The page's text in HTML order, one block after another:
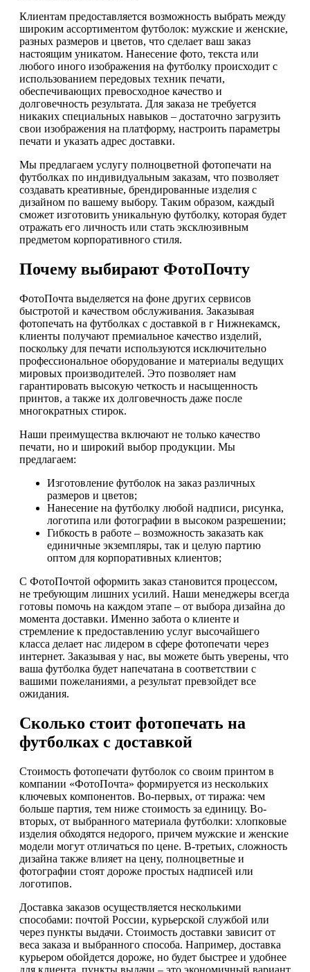
Клиентам предоставляется возможность выбрать между
широким ассортиментом футболок: мужские и женские,
разных размеров и цветов, что сделает ваш заказ
настоящим уникатом. Нанесение фото, текста или
любого иного изображения на футболку происходит с
использованием передовых техник печати,
обеспечивающих превосходное качество и
долговечность результата. Для заказа не требуется
никаких специальных навыков – достаточно загрузить
свои изображения на платформу, настроить параметры
печати и указать адрес доставки.
Мы предлагаем услугу полноцветной фотопечати на
футболках по индивидуальным заказам, что позволяет
создавать креативные, брендированные изделия с
дизайном по вашему выбору. Таким образом, каждый
сможет изготовить уникальную футболку, которая будет
отражать его личность или стать эксклюзивным
предметом корпоративного стиля.
Почему выбирают ФотоПочту
ФотоПочта выделяется на фоне других сервисов
быстротой и качеством обслуживания. Заказывая
фотопечать на футболках с доставкой в г Нижнекамск,
клиенты получают премиальное качество изделий,
поскольку для печати используются исключительно
профессиональное оборудование и материалы ведущих
мировых производителей. Это позволяет нам
гарантировать высокую четкость и насыщенность
принтов, а также их долговечность даже после
многократных стирок.
Наши преимущества включают не только качество
печати, но и широкий выбор продукции. Мы
предлагаем:
Изготовление футболок на заказ различных
размеров и цветов;
Нанесение на футболку любой надписи, рисунка,
логотипа или фотографии в высоком разрешении;
Гибкость в работе – возможность заказать как
единичные экземпляры, так и целую партию
оптом для корпоративных клиентов;
С ФотоПочтой оформить заказ становится процессом,
не требующим лишних усилий. Наши менеджеры всегда
готовы помочь на каждом этапе – от выбора дизайна до
момента доставки. Именно забота о клиенте и
стремление к предоставлению услуг высочайшего
класса делает нас лидером в сфере фотопечати через
интернет. Заказывая у нас, вы можете быть уверены, что
ваша футболка будет напечатана в соответствии с
вашими пожеланиями, а результат превзойдет все
ожидания.
Сколько стоит фотопечать на
футболках с доставкой
Стоимость фотопечати футболок со своим принтом в
компании «ФотоПочта» формируется из нескольких
ключевых компонентов. Во-первых, от тиража: чем
больше партия, тем ниже стоимость за единицу. Во-
вторых, от выбранного материала футболки: хлопковые
изделия обходятся недорого, причем мужские и женские
модели могут отличаться по цене. В-третьих, сложность
дизайна также влияет на цену, полноцветные и
фотографии стоят дороже простых надписей или
логотипов.
Доставка заказов осуществляется несколькими
способами: почтой России, курьерской службой или
через пункты выдачи. Стоимость доставки зависит от
веса заказа и выбранного способа. Например, доставка
курьером обойдется дороже, но будет быстрее и удобнее
для клиента. пункты выдачи – это экономичный вариант